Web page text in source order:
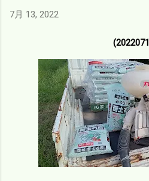
7月 13, 2022